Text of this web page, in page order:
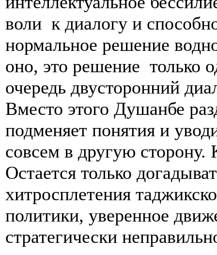
воли к диалогу и
нормальное решение
оно, это решение только
очередь двусторонний
Вместо этого Душанбе
подменяет понятия и
совсем в другую
Остается только
хитросплетения
политики, уверенное
стратегически